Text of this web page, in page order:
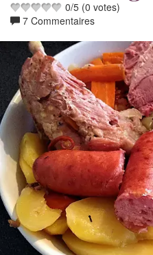
0/5 (0 votes)
7 Commentaires